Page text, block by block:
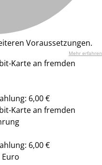
Voraussetzungen.
Mehr erfahren
Karte an fremden
6,00 €
Karte an fremden
6,00 €